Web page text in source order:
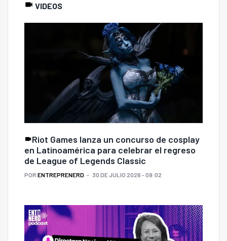
VIDEOS
Riot Games lanza un concurso de cosplay
en Latinoamérica para celebrar el regreso
de League of Legends Classic
POR ENTREPRENERD 30 DE JULIO 2026 - 09:02